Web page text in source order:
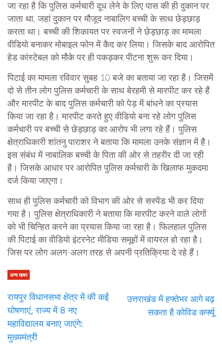
जा रहा है कि पुलिस कर्मचारी दूध लेने के लिए पास की ही दुकान पर
जाता था, जहां दुकान पर मौजूद नाबालिग बच्ची के साथ छेड़छाड़
करता था। बच्ची की शिकायत पर स्वजनों ने छेड़छाड़ का मामला
वीडियो बनाकर मोबाइल फोन में कैद कर लिया। जिसके बाद आरोपित
हेड कांस्टेबल को मौके पर ही पकड़कर पीटना शुरू कर दिया।
पिटाई का मामला रविवार सुबह 10 बजे का बताया जा रहा है। जिसमें
दो से तीन लोग पुलिस कर्मचारी के साथ बेरहमी से मारपीट कर रहे हैं
और मारपीट के बाद पुलिस कर्मचारी को पेड़ में बांधने का प्रयास
किया जा रहा है। मारपीट करते हुए वीडियो बना रहे लोग पुलिस
कर्मचारी पर बच्ची से छेड़छाड़ का आरोप भी लगा रहे हैं। पुलिस
क्षेत्राधिकारी शांतनु पाराशर ने बताया कि मामला उनके संज्ञान में है।
इस संबंध में नाबालिक बच्ची के पिता की ओर से तहरीर दी जा रही
है। जिसके आधार पर आरोपित पुलिस कर्मचारी के खिलाफ मुकदमा
दर्ज किया जाएगा।
साथ ही पुलिस कर्मचारी को विभाग की ओर से सस्पेंड भी कर दिया
गया है। पुलिस क्षेत्राधिकारी ने बताया कि मारपीट करने वाले लोगों
को भी चिन्हित करने का प्रयास किया जा रहा है। फिलहाल पुलिस
की पिटाई का वीडियो इंटरनेट मीडिया समूहों में वायरल हो रहा है।
जिस पर लोग अलग-अलग तरह से अपनी प्रतिक्रिया दे रहे हैं।
अन्य खबर
रायपुर विधानसभा क्षेत्र में की कई
घोषणाएं, राज्य में 8 नए
महाविद्यालय बनाए जाएंगे:
मुख्यमंत्री
उत्तराखंड में हफ्तेभर आगे बढ़
सकता है कोविड कर्फ्यू